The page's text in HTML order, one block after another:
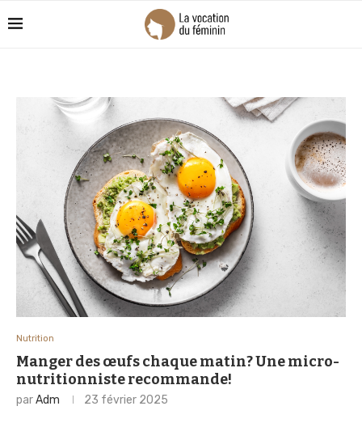
Nutrition
Manger des œufs chaque matin? Une micro-
nutritionniste recommande!
parAdm 23 février 2025